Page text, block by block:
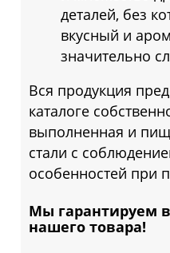
деталей, без
вкусный и
значительно
Вся продукция
каталоге
выполненная и
стали с
особенностей при
Мы гарантируем
нашего товара!